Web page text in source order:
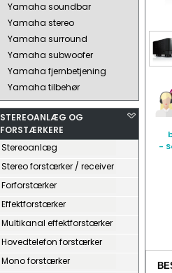
Yamaha soundbar
Yamaha stereo
Yamaha surround
Yamaha subwoofer
Yamaha fjernbetjening
Yamaha tilbehør
STEREOANLÆG OG
FORSTÆRKERE
Stereoanlæg
Stereo forstærker / receiver
Forforstærker
Effektforstærker
Multikanal effektforstærker
Hovedtelefon forstærker
Mono forstærker
-